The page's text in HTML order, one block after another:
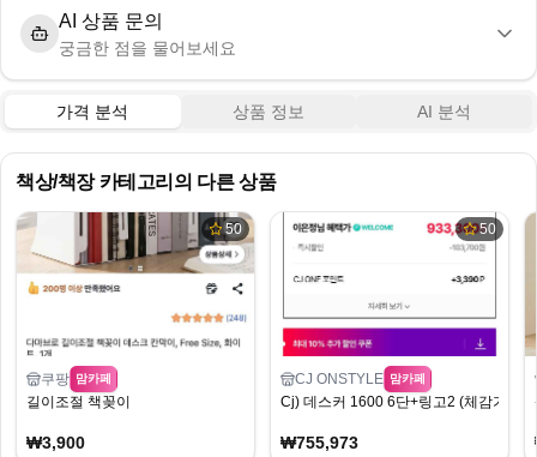
AI 상품 문의
궁금한 점을 물어보세요
가격 분석 상품 정보 AI 분석
책상/책장카테고리의 다른 상품
50
쿠팡 맘카페
길이조절 책꽂이
₩3,900
50
CJ ONSTYLE 맘카페
Cj) 데스커 1600 6단+링고2 (체감가
₩755,973